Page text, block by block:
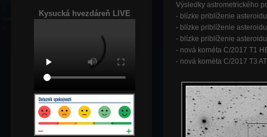
Kysucká hvezdáreň LIVE
Výsledky astrometrického
- blízke priblíženie
- blízke priblíženie
- blízke priblíženie
- nová kométa C/2017 T1
- nová kométa C/2017 T3